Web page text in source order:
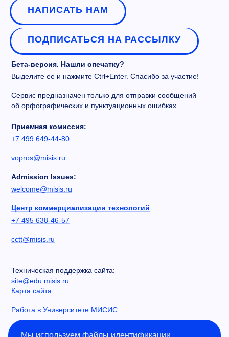
НАПИСАТЬ НАМ
ПОДПИСАТЬСЯ НА РАССЫЛКУ
Бета-версия. Нашли опечатку?
Выделите ее и нажмите Ctrl+Enter. Спасибо за участие!
Сервис предназначен только для отправки сообщений
об орфографических и пунктуационных ошибках.
Приемная комиссия:
+7 499 649-44-80
vopros@misis.ru
Admission Issues:
welcome@misis.ru
Центр коммерциализации технологий
+7 495 638-46-57
cctt@misis.ru
Техническая поддержка сайта:
site@edu.misis.ru
Карта сайта
Работа в Университете МИСИС
Сведения об образовательной организации
Мы используем файлы идентификации